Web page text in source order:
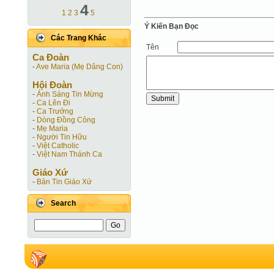
1 2 3 4 5
Các Trang Khác
Ca Ðoàn
-Ave Maria (Mẹ Dâng Con)
Hội Ðoàn
- Ánh Sáng Tin Mừng
- Ca Lên Đi
- Ca Trưởng
- Dòng Đồng Công
- Mẹ Maria
- Người Tin Hữu
- Việt Catholic
- Việt Nam Thánh Ca
Giáo Xứ
- Bản Tin Giáo Xứ
Search
Ý Kiến Bạn Ðọc
Tên